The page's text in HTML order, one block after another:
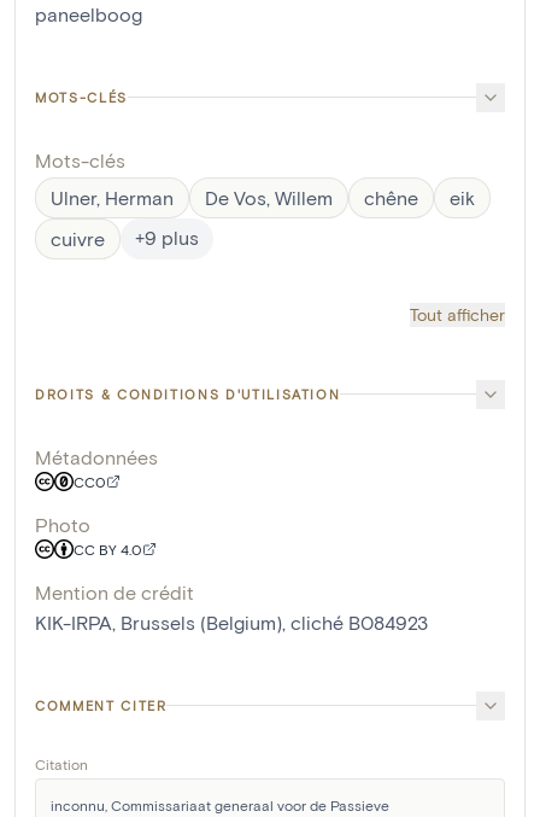
paneelboog
MOTS-CLÉS
Mots-clés
Ulner, Herman
De Vos, Willem chêne
eik
cuivre
+9 plus
Tout afficher
DROITS & CONDITIONS D'UTILISATION
Métadonnées
CC0
Photo
CC BY 4.0
Mention de crédit
KIK-IRPA, Brussels (Belgium), cliché B084923
COMMENT CITER
Citation
inconnu, Commissariaat generaal voor de Passieve